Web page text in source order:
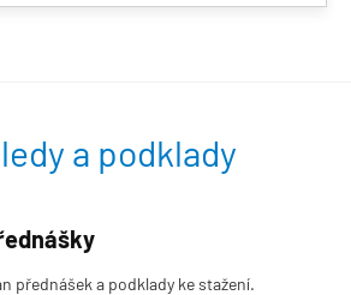
a podklady
přednášek a podklady ke stažení.